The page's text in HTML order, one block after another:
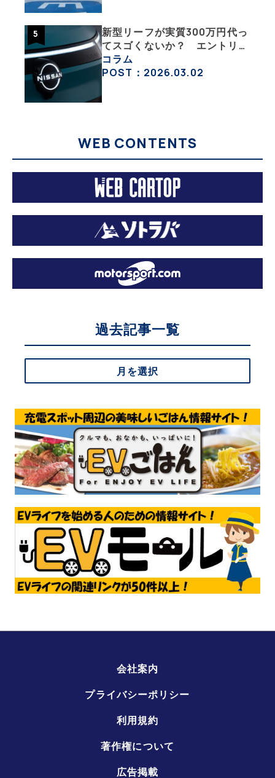
新型リーフが実質300万円代っ
てスゴくないか？ エントリー
グレード「B5」の中身を詳細
チェックした
コラム
POST：2026.03.02
WEB CONTENTS
過去記事一覧
月を選択
会社案内
プライバシーポリシー
利用規約
著作権について
広告掲載